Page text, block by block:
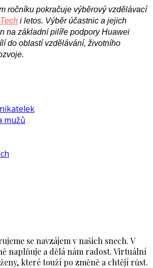
ročníku pokračuje výběrový vzdělávací
i letos. Výběrúčastnic a jejich
na základní pilíře podpory Huawei
do oblastí vzdělávání, životního
mužů
se navzájem v našich snech. V
naplňuje a dělá nám radost. Virtuální
které touží po změně a chtějí růst.